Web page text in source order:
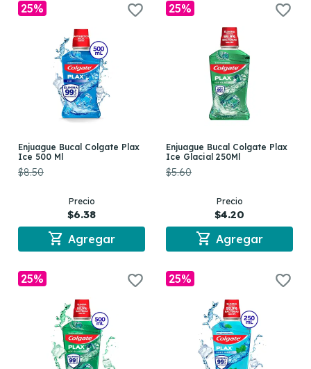
25%
Enjuague Bucal Colgate Plax
Ice 500 Ml
$8.50
Precio
$6.38
shopping_cart Agregar
25%
Enjuague Bucal Colgate Plax
Ice Glacial 250Ml
$5.60
Precio
$4.20
shopping_cart Agregar
25% 25%